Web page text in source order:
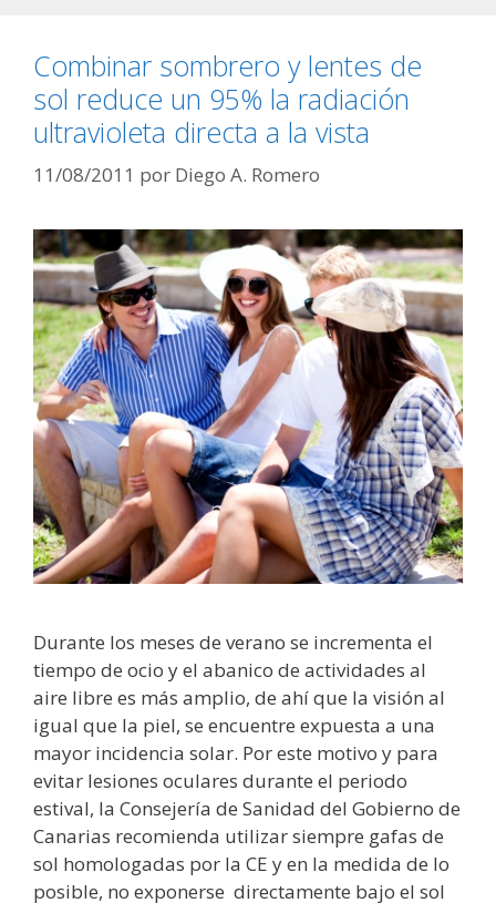
Combinar sombrero y lentes de
sol reduce un 95% la radiación
ultravioleta directa a la vista
11/08/2011 por Diego A. Romero
Durante los meses de verano se incrementa el
tiempo de ocio y el abanico de actividades al
aire libre es más amplio, de ahí que la visión al
igual que la piel, se encuentre expuesta a una
mayor incidencia solar. Por este motivo y para
evitar lesiones oculares durante el periodo
estival, la Consejería de Sanidad del Gobierno de
Canarias recomienda utilizar siempre gafas de
sol homologadas por la CE y en la medida de lo
posible, no exponerse directamente bajo el sol